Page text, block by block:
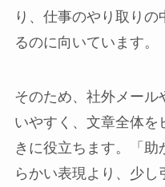
り、仕事のやり取りの
るのに向いています。
そのため、社外メール
いやすく、文章全体を
きに役立ちます。「
らかい表現より、少